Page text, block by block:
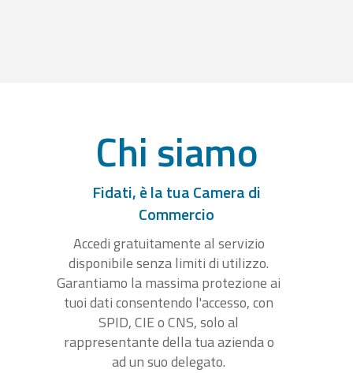
Chi siamo
Fidati, è la tua Camera di
Commercio
Accedi gratuitamente al servizio
disponibile senza limiti di utilizzo.
Garantiamo la massima protezione ai
tuoi dati consentendo l'accesso, con
SPID, CIE o CNS, solo al
rappresentante della tua azienda o
ad un suo delegato.